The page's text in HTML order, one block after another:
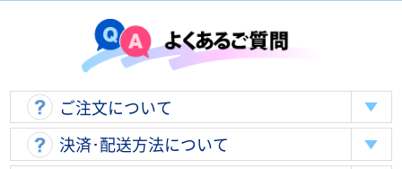
ご注文について
決済･配送方法について